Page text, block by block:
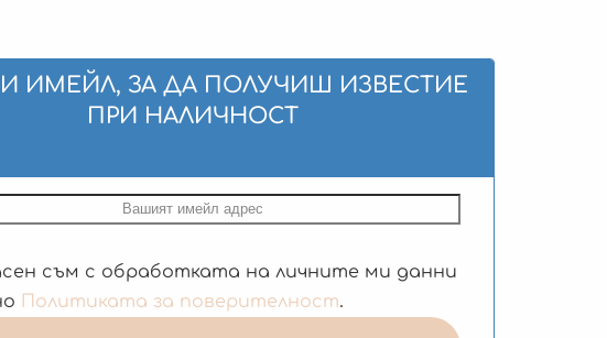
ИМЕЙЛ, ЗА ДА ПОЛУЧИШ ИЗВЕСТИЕ
ПРИ НАЛИЧНОСТ
съм с обработката на личните ми данни
Политиката за поверителност.